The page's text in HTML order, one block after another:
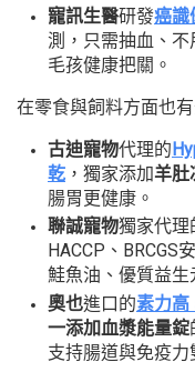
寵訊生醫研發癌識
測，只需抽血、
毛孩健康把關。
在零食與飼料方面也有
古迪寵物代理的
乾 ，獨家添加羊肚
腸胃更健康。
聯誠寵物獨家代理
HACCP、
鮭魚油、優質益生
奧也進口的素力高
一添加血漿能量錠
支持腸道與免疫力